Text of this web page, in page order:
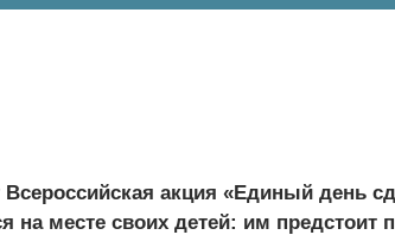
Всероссийская акция «Единый день
на месте своих детей: им предстоит